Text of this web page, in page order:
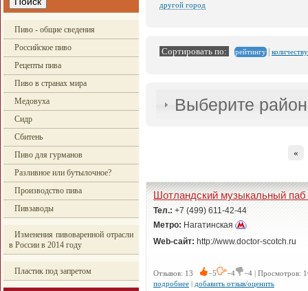
Пиво - общие сведения
Российское пиво
Рецепты пива
Пиво в странах мира
Медовуха
Сидр
Сбитень
Пиво для гурманов
Разливное или бутылочное?
Производство пива
Пивзаводы
Изменения пивоваренной отрасли
в России в 2014 году
Пластик под запретом
другой город
Сортировать по: рейтингу|
Выберите
«
Шотландский музыкальный паб
Тел.: +7 (499) 611-42-44
Метро: Нагатинская
Web-сайт: http://www.doctor-scotch.ru
Отзывов: 13 −5 −4
−4 | Просмотров:
подробнее | добавить отзыв/оценить